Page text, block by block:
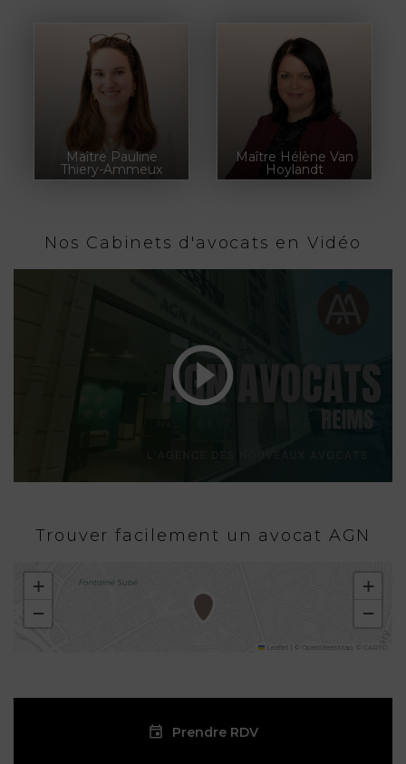
Maître Pauline
Thiery-Ammeux
Maître Hélène Van
Hoylandt
Nos Cabinets d'avocats en Vidéo
Trouver facilement un avocat AGN
+
−
+
−
Leaflet OpenStreetMap CARTO
Prendre RDV